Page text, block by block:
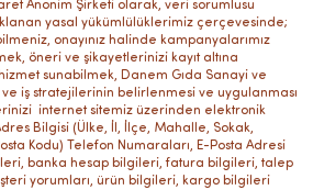
Anonim Şirketi olarak, veri sorumlusu
yasal yükümlülüklerimiz çerçevesinde;
onayınız halinde kampanyalarımız
öneri ve şikayetlerinizi kayıt altına
sunabilmek, Danem Gıda Sanayi ve
iş stratejilerinin belirlenmesi ve uygulanması
internet sitemiz üzerinden elektronik
Bilgisi (Ülke, İl, İlçe, Mahalle, Sokak,
Kodu) Telefon Numaraları, E-Posta Adresi
banka hesap bilgileri, fatura bilgileri, talep
yorumları, ürün bilgileri, kargo bilgileri